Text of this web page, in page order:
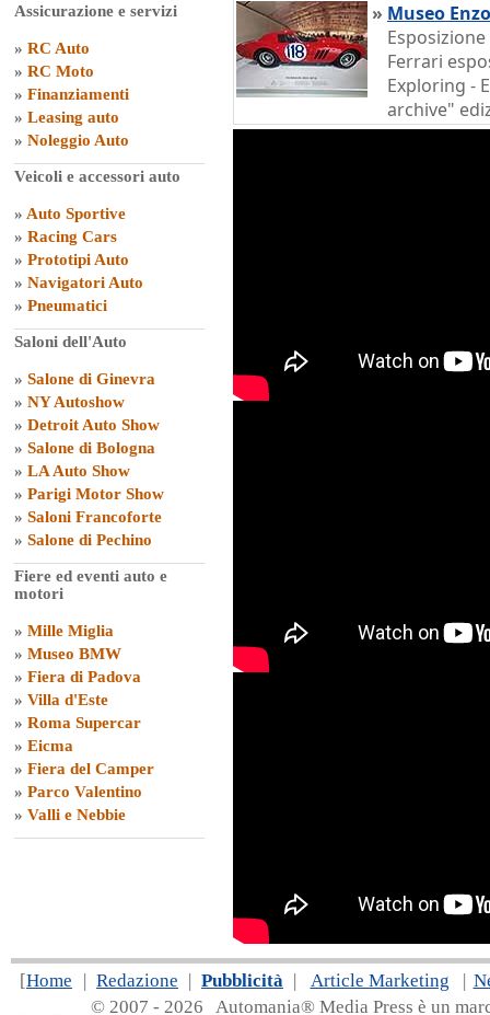
Assicurazione e servizi
» RC Auto
» RC Moto
» Finanziamenti
» Leasing auto
» Noleggio Auto
Veicoli e accessori auto
» Auto Sportive
» Racing Cars
» Prototipi Auto
» Navigatori Auto
» Pneumatici
Saloni dell'Auto
» Salone di Ginevra
» NY Autoshow
» Detroit Auto Show
» Salone di Bologna
» LA Auto Show
» Parigi Motor Show
» Saloni Francoforte
» Salone di Pechino
Fiere ed eventi auto e
motori
» Mille Miglia
» Museo BMW
» Fiera di Padova
» Villa d'Este
» Roma Supercar
» Eicma
» Fiera del Camper
» Parco Valentino
» Valli e Nebbie
» Museo
Ferrari
Exploring -
archive"
[Home | Redazione | Pubblicità | Article Marketing |
© 2007 - 2026 Automania® Media Press è un